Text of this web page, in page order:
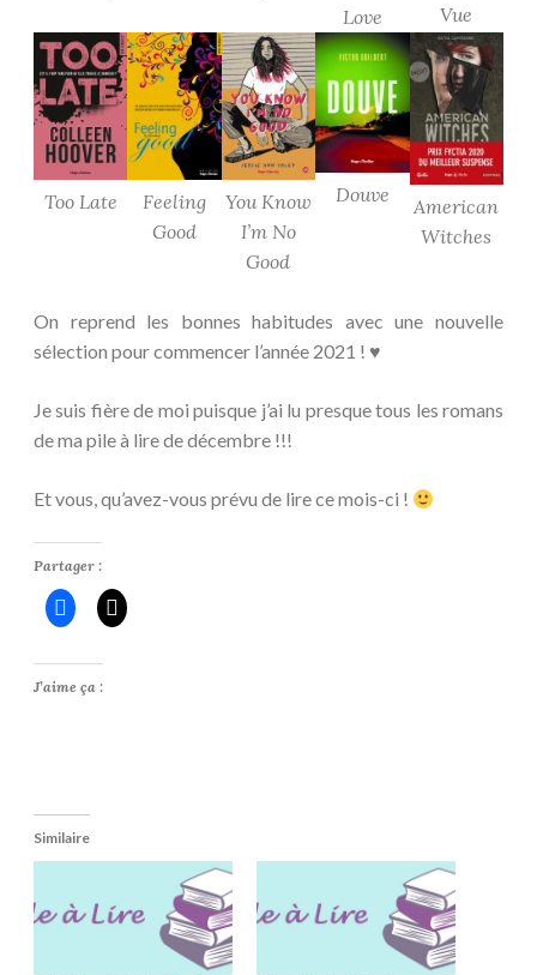
Love
Vue
Too Late
Feeling
Good
You Know
I’m No
Good
Douve
American
Witches
On reprend les bonnes habitudes avec une nouvelle
sélection pour commencer l’année 2021 ! ♥
Je suis fière de moi puisque j’ai lu presque tous les romans
de ma pile à lire de décembre !!!
Et vous, qu’avez-vous prévu de lire ce mois-ci !
Partager :
J’aime ça :
Similaire